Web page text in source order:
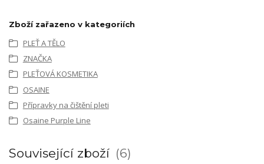
Zboží zařazeno v kategoriích
PLEŤ A TĚLO
ZNAČKA
PLEŤOVÁ KOSMETIKA
OSAINE
Přípravky na čištění pleti
Osaine Purple Line
Související zboží 6